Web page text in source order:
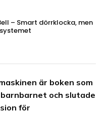
– Smart dörrklocka, men
är boken som
och slutade
för